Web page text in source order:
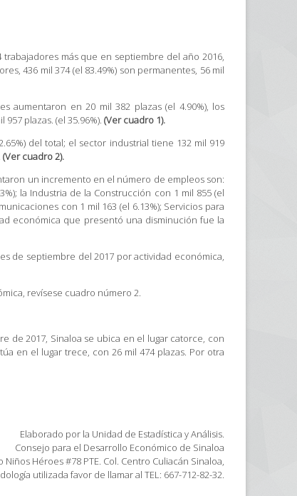
más que en septiembre del año 2016,
436 mil 374 (el 83.49%) son permanentes, 56 mil
aumentaron en 20 mil 382 plazas (el 4.90%), los
plazas. (el 35.96%). (Ver cuadro 1).
del total; el sector industrial tiene 132 mil 919
(Ver cuadro 2).
un incremento en el número de empleos son:
la Industria de la Construcción con 1 mil 855 (el
con 1 mil 163 (el 6.13%); Servicios para
económica que presentó una disminución fue la
de septiembre del 2017 por actividad económica,
revísese cuadro número 2.
de 2017, Sinaloa se ubica en el lugar catorce, con
en el lugar trece, con 26 mil 474 plazas. Por otra
Elaborado por la Unidad de Estadística y Análisis.
Consejo para el Desarrollo Económico de Sinaloa
Niños Héroes #78 PTE. Col. Centro Culiacán Sinaloa,
utilizada favor de llamar al TEL: 667-712-82-32.